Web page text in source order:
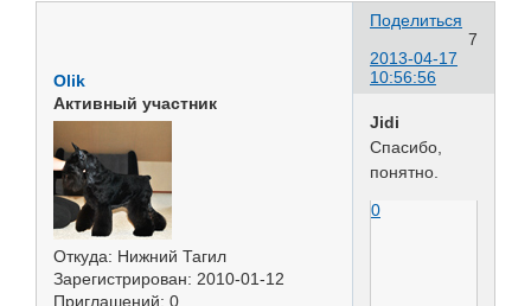
Поделиться
7
2013-04-17
10:56:56
Olik
Активный участник
Откуда: Нижний Тагил
Зарегистрирован: 2010-01-12
Приглашений: 0
Jidi
Спасибо,
понятно.
0